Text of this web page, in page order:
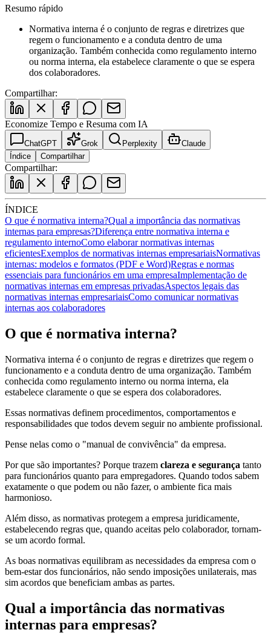
Resumo rápido
Normativa interna é o conjunto de regras e diretrizes que
regem o funcionamento e a conduta dentro de uma
organização. Também conhecida como regulamento interno
ou norma interna, ela estabelece claramente o que se espera
dos colaboradores.
Compartilhar:
Economize Tempo e Resuma com IA
ChatGPT Grok Perplexity
Claude
Índice
Compartilhar
Compartilhar:
ÍNDICE
O que é normativa interna?Qual a importância das normativas
internas para empresas?Diferença entre normativa interna e
regulamento internoComo elaborar normativas internas
eficientesExemplos de normativas internas empresariaisNormativas
internas: modelos e formatos (PDF e Word)Regras e normas
essenciais para funcionários em uma empresaImplementação de
normativas internas em empresas privadasAspectos legais das
normativas internas empresariaisComo comunicar normativas
internas aos colaboradores
O que é normativa interna?
Normativa interna é o conjunto de regras e diretrizes que regem o
funcionamento e a conduta dentro de uma organização. Também
conhecida como regulamento interno ou norma interna, ela
estabelece claramente o que se espera dos colaboradores.
Essas normativas definem procedimentos, comportamentos e
responsabilidades que todos devem seguir no ambiente profissional.
Pense nelas como o "manual de convivência" da empresa.
Por que são importantes? Porque trazem clareza e segurança tanto
para funcionários quanto para empregadores. Quando todos sabem
exatamente o que podem ou não fazer, o ambiente fica mais
harmonioso.
Além disso, as normativas protegem a empresa juridicamente,
estabelecendo regras que, quando aceitas pelo colaborador, tornam-
se um acordo formal.
As boas normativas equilibram as necessidades da empresa com o
bem-estar dos funcionários, não sendo imposições unilaterais, mas
sim acordos que beneficiam ambas as partes.
Qual a importância das normativas
internas para empresas?